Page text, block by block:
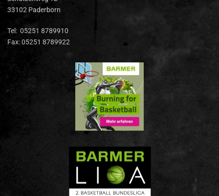
33102 Paderborn
Tel: 05251 8789910
Fax: 05251 8789922